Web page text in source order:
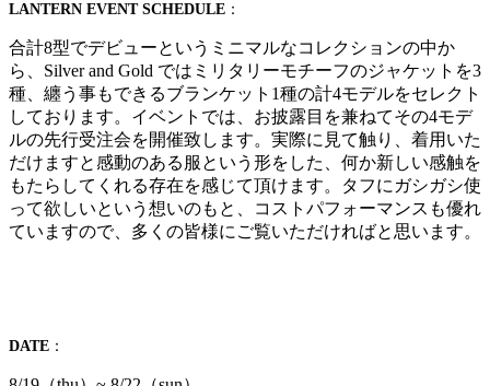
LANTERN EVENT SCHEDULE ：
合計8型でデビューというミニマルなコレクションの中か
ら、Silver and Gold ではミリタリーモチーフのジャケットを3
種、纏う事もできるブランケット1種の計4モデルをセレクト
しております。イベントでは、お披露目を兼ねてその4モデ
ルの先行受注会を開催致します。実際に見て触り、着用いた
だけますと感動のある服という形をした、何か新しい感触を
もたらしてくれる存在を感じて頂けます。タフにガシガシ使
って欲しいという想いのもと、コストパフォーマンスも優れ
ていますので、多くの皆様にご覧いただければと思います。
DATE ：